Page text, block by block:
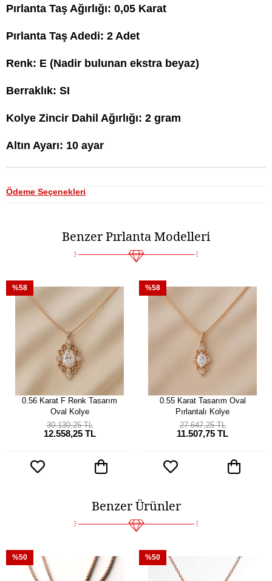
Pırlanta Taş Ağırlığı: 0,05 Karat
Pırlanta Taş Adedi: 2 Adet
Renk: E (Nadir bulunan ekstra beyaz)
Berraklık: SI
Kolye Zincir Dahil Ağırlığı: 2 gram
Altın Ayarı: 10 ayar
Ödeme Seçenekleri
Benzer Pırlanta Modelleri
0.56 Karat F Renk Tasarım
Oval Kolye
12.558,25 TL
30.130,25 TL
%58
0.55 Karat Tasarım Oval
Pırlantalı Kolye
11.507,75 TL
27.647,25 TL
%58
Benzer Ürünler
%50 %50